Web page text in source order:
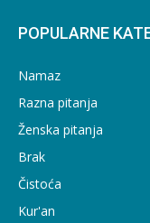
POPULARNE
Namaz
Razna pitanja
Ženska pitanja
Brak
Čistoća
Kur'an